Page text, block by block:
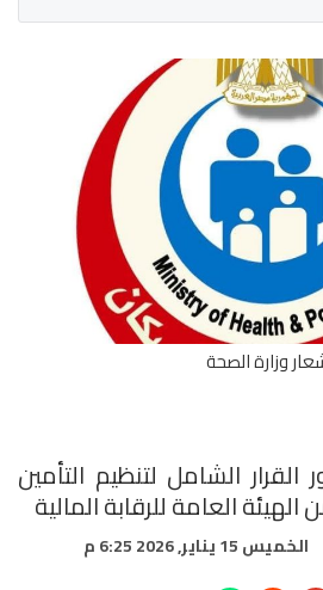
وزارة الصحة
الشامل لتنظيم التأمين
العامة للرقابة المالية
الخميس 15 يناير, 2026 6:25 م